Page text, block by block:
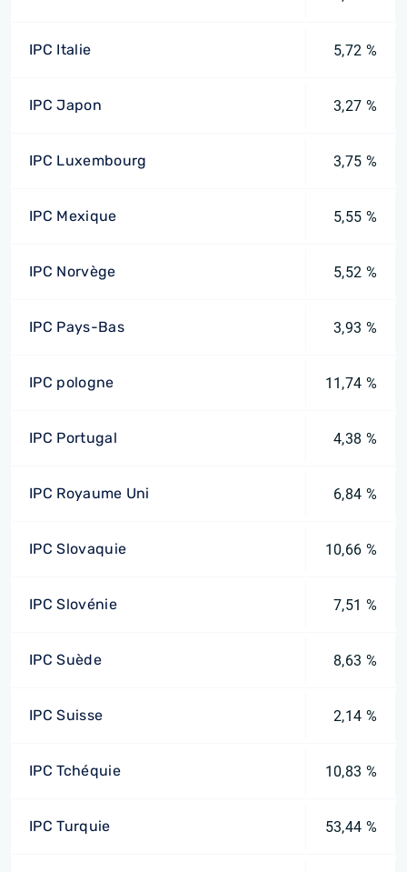
IPC Italie 5,72 %
IPC Japon 3,27 %
IPC Luxembourg 3,75 %
IPC Mexique 5,55 %
IPC Norvège 5,52 %
IPC Pays-Bas 3,93 %
IPC pologne 11,74 %
IPC Portugal 4,38 %
IPC Royaume Uni 6,84 %
IPC Slovaquie 10,66 %
IPC Slovénie 7,51 %
IPC Suède 8,63 %
IPC Suisse 2,14 %
IPC Tchéquie 10,83 %
IPC Turquie 53,44 %